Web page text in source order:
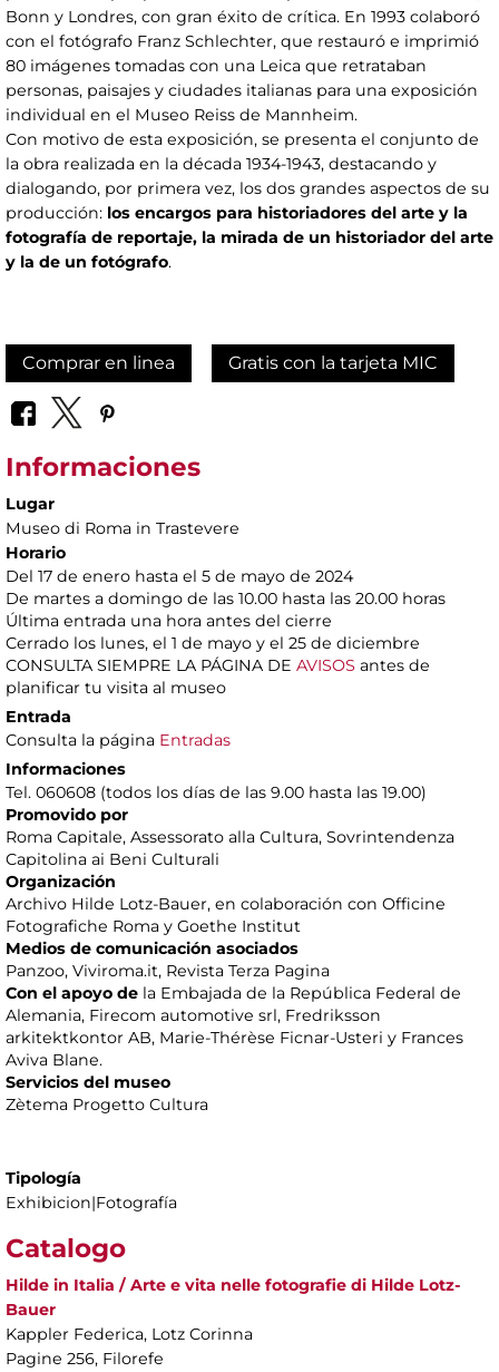
Bonn y Londres, con gran éxito de crítica. En 1993 colaboró
con el fotógrafo Franz Schlechter, que restauró e imprimió
80 imágenes tomadas con una Leica que retrataban
personas, paisajes y ciudades italianas para una exposición
individual en el Museo Reiss de Mannheim.
Con motivo de esta exposición, se presenta el conjunto de
la obra realizada en la década 1934-1943, destacando y
dialogando, por primera vez, los dos grandes aspectos de su
producción: los encargos para historiadores del arte y la
fotografía de reportaje, la mirada de un historiador del arte
y la de un fotógrafo.
Comprar en linea Gratis con la tarjeta MIC
Informaciones
Lugar
Museo di Roma in Trastevere
Horario
Del 17 de enero hasta el 5 de mayo de 2024
De martes a domingo de las 10.00 hasta las 20.00 horas
Última entrada una hora antes del cierre
Cerrado los lunes, el 1 de mayo y el 25 de diciembre
CONSULTA SIEMPRE LA PÁGINA DE AVISOS antes de
planificar tu visita al museo
Entrada
Consulta la página Entradas
Informaciones
Tel. 060608 (todos los días de las 9.00 hasta las 19.00)
Promovido por
Roma Capitale, Assessorato alla Cultura, Sovrintendenza
Capitolina ai Beni Culturali
Organización
Archivo Hilde Lotz-Bauer, en colaboración con Officine
Fotografiche Roma y Goethe Institut
Medios de comunicación asociados
Panzoo, Viviroma.it, Revista Terza Pagina
Con el apoyo de la Embajada de la República Federal de
Alemania, Firecom automotive srl, Fredriksson
arkitektkontor AB, Marie-Thérèse Ficnar-Usteri y Frances
Aviva Blane.
Servicios del museo
Zètema Progetto Cultura
Tipología
Exhibicion|Fotografía
Catalogo
Hilde in Italia / Arte e vita nelle fotografie di Hilde Lotz-
Bauer
Kappler Federica, Lotz Corinna
Pagine 256, Filorefe